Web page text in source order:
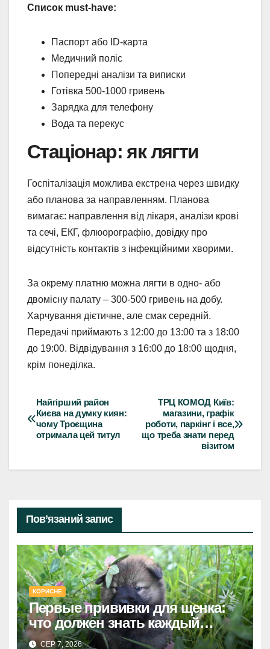
Список must-have:
Паспорт або ID-карта
Медичний поліс
Попередні аналізи та виписки
Готівка 500-1000 гривень
Зарядка для телефону
Вода та перекус
Стаціонар: як лягти
Госпіталізація можлива екстрена через швидку
або планова за направленням. Планова
вимагає: направлення від лікаря, аналізи крові
та сечі, ЕКГ, флюорографію, довідку про
відсутність контактів з інфекційними хворими.
За окрему платню можна лягти в одно- або
двомісну палату – 300-500 гривень на добу.
Харчування дієтичне, але смак середній.
Передачі приймають з 12:00 до 13:00 та з 18:00
до 19:00. Відвідування з 16:00 до 18:00 щодня,
крім понеділка.
Навігація
записів
ТРЦ КОМОД Київ:
магазини, графік
роботи, паркінг і все,
що треба знати перед
візитом
Найгірший район
Києва на думку киян:
чому Троєщина
отримала цей титул
Пов’язаний запис
КОРИСНЕ
Первые прививки для щенка:
что должен знать каждый
хозяин
СЕР 7, 2026